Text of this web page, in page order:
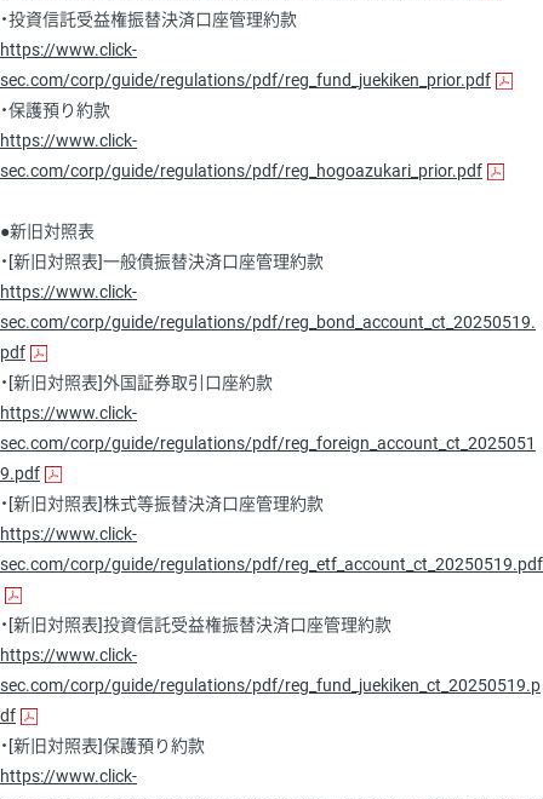
・投資信託受益権振替決済口座管理約款
https://www.click-
sec.com/corp/guide/regulations/pdf/reg_fund_juekiken_prior.pdf
・保護預り約款
https://www.click-
sec.com/corp/guide/regulations/pdf/reg_hogoazukari_prior.pdf
●新旧対照表
・[新旧対照表]一般債振替決済口座管理約款
https://www.click-
sec.com/corp/guide/regulations/pdf/reg_bond_account_ct_20250519.
pdf
・[新旧対照表]外国証券取引口座約款
https://www.click-
sec.com/corp/guide/regulations/pdf/reg_foreign_account_ct_2025051
9.pdf
・[新旧対照表]株式等振替決済口座管理約款
https://www.click-
sec.com/corp/guide/regulations/pdf/reg_etf_account_ct_20250519.pdf
・[新旧対照表]投資信託受益権振替決済口座管理約款
https://www.click-
sec.com/corp/guide/regulations/pdf/reg_fund_juekiken_ct_20250519.p
df
・[新旧対照表]保護預り約款
https://www.click-